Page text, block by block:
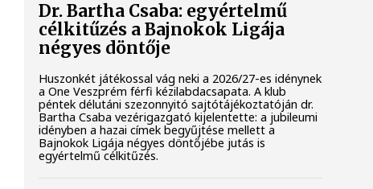
Dr. Bartha Csaba: egyértelmű
célkitűzés a Bajnokok Ligája
négyes döntője
Huszonkét játékossal vág neki a 2026/27-es idénynek
a One Veszprém férfi kézilabdacsapata. A klub
péntek délutáni szezonnyitó sajtótájékoztatóján dr.
Bartha Csaba vezérigazgató kijelentette: a jubileumi
idényben a hazai címek begyűjtése mellett a
Bajnokok Ligája négyes döntőjébe jutás is
egyértelmű célkitűzés.